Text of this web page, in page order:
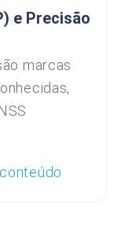
e Precisão
marcas